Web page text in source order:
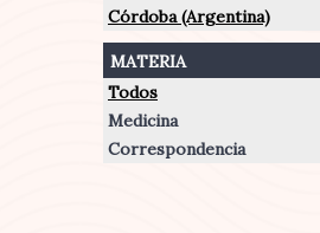
Córdoba (Argentina)
materia
Todos
Medicina
Correspondencia